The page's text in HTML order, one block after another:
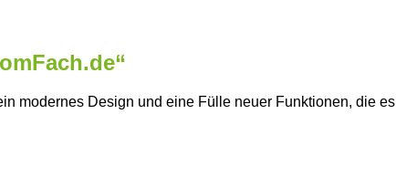
modernes Design und eine Fülle neuer Funktionen, die es